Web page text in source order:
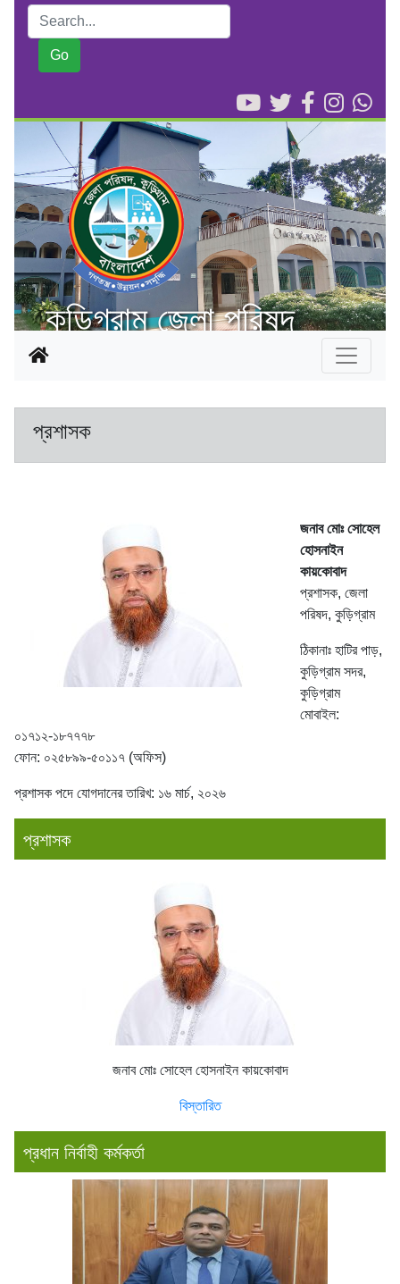
কুড়িগ্রাম জেলা পরিষদ
প্রশাসক
জনাব মোঃ সোহেল
হোসনাইন
কায়কোবাদ
প্রশাসক, জেলা
পরিষদ, কুড়িগ্রাম
ঠিকানাঃ হাটির পাড়,
কুড়িগ্রাম সদর,
কুড়িগ্রাম
মোবাইল:
০১৭১২-১৮৭৭৭৮
ফোন: ০২৫৮৯৯-৫০১১৭ (অফিস)
প্রশাসক পদে যোগদানের তারিখ: ১৬ মার্চ, ২০২৬
প্রশাসক
জনাব মোঃ সোহেল হোসনাইন কায়কোবাদ
বিস্তারিত
প্রধান নির্বাহী কর্মকর্তা